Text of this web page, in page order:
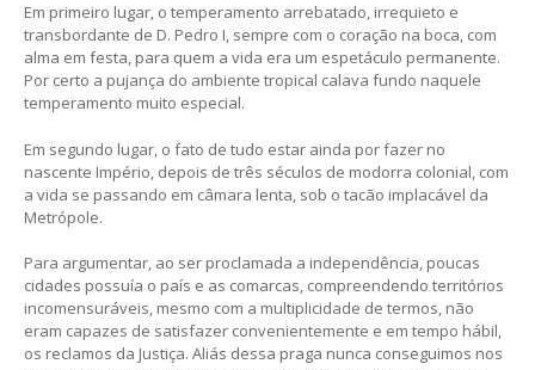
Em primeiro lugar, o temperamento arrebatado, irrequieto e
transbordante de D. Pedro I, sempre com o coração na boca, com
alma em festa, para quem a vida era um espetáculo permanente.
Por certo a pujança do ambiente tropical calava fundo naquele
temperamento muito especial.
Em segundo lugar, o fato de tudo estar ainda por fazer no
nascente Império, depois de três séculos de modorra colonial, com
a vida se passando em câmara lenta, sob o tacão implacável da
Metrópole.
Para argumentar, ao ser proclamada a independência, poucas
cidades possuía o país e as comarcas, compreendendo territórios
incomensuráveis, mesmo com a multiplicidade de termos, não
eram capazes de satisfazer convenientemente e em tempo hábil,
os reclamos da Justiça. Aliás dessa praga nunca conseguimos nos